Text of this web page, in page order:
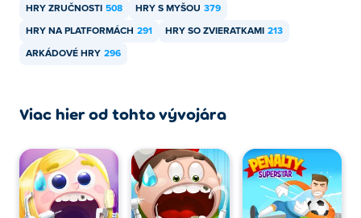
HRY ZRUČNOSTI 508 HRY S MYŠOU 379
HRY NA PLATFORMÁCH 291 HRY SO ZVIERATKAMI 213
ARKÁDOVÉ HRY 296
Viac hier od tohto vývojára